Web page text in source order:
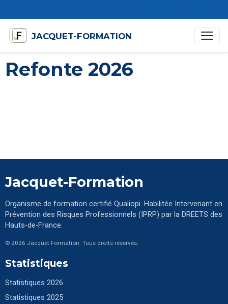
JACQUET-FORMATION
Refonte 2026
Jacquet-Formation
Organisme de formation certifié Qualiopi. Habilitée Intervenant en
Prévention des Risques Professionnels (IPRP) par la DREETS des
Hauts-de-France.
© 2026 Jacquet Formation. Tous droits réservés.
Statistiques
Statistiques 2026
Statistiques 2025